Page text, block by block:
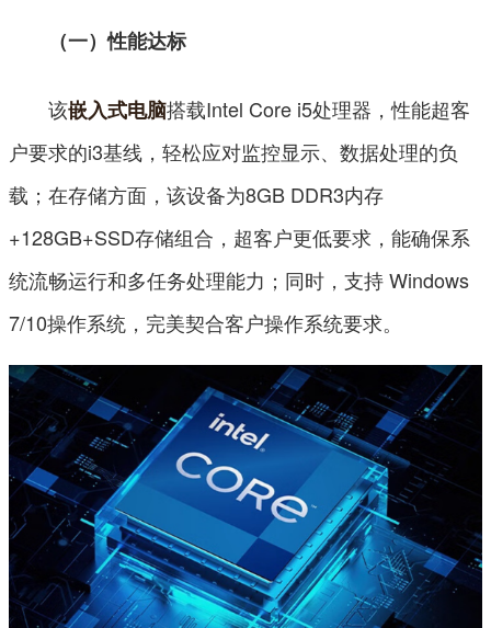
（一）性能达标
该嵌入式电脑搭载Intel Core i5处理器，性能超客
户要求的i3基线，轻松应对监控显示、数据处理的负
载；在存储方面，该设备为8GB DDR3内存
+128GB+SSD存储组合，超客户更低要求，能确保系
统流畅运行和多任务处理能力；同时，支持 Windows
7/10操作系统，完美契合客户操作系统要求。